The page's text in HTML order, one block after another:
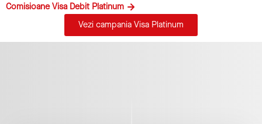
Comisioane Visa Debit Platinum
Vezi campania Visa Platinum